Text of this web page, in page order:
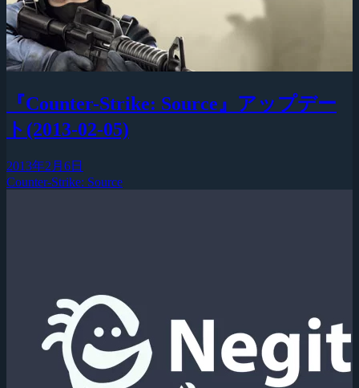
『Counter-Strike: Source』アップデー
ト(2013-02-05)
2013年2月6日
Counter-Strike: Source